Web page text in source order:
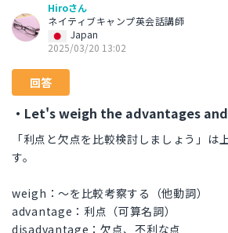
Hiroさん
ネイティブキャンプ英会話講師
Japan
2025/03/20 13:02
回答
・Let's weigh the advantages
「利点と欠点を比較検討しましょう」は
す。
weigh：～を比較考察する（他動詞）
advantage：利点（可算名詞）
disadvantage：欠点、不利な点